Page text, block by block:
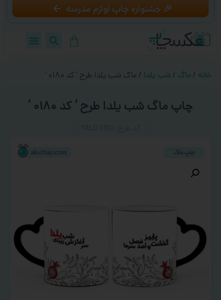
🎉 جشنواره چاپ لوازم مدرسه
خانه / ماگ / شب یلدا / ماگ شب یلدا طرح ‘ کد ۰۱۸۰ ‘
چاپ ماگ شب یلدا طرح ‘ کد ۰۱۸۰ ‘